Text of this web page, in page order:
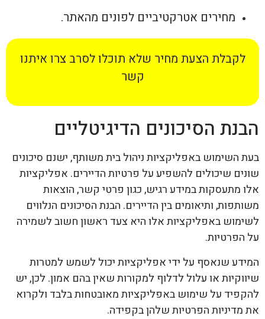
מחירים אטרקטיביים לפונים מהאתר.
לקבלת הצעת מחיר שלא תוכלו לסרב צרו איתנו
קשר
הבנת הסיכונים הדיגיטליים
בעת השימוש באפליקציות ניהול בית משותף, ישנם סיכונים
שונים שיכולים להשפיע על פרטיות הדיירים. אפליקציות
אלו מתעסקות במידע רגיש, כגון פרטי קשר, הוצאות
משותפות, ותיאומים בין הדיירים. הבנת הסיכונים הנלווים
לשימוש באפליקציות אלו היא צעד ראשון חשוב לשמירה
על הפרטיות.
המידע שנאסף על ידי אפליקציות יכול לשמש למטרות
שיווקיות או עלול לדלוף למקורות שאין בהם אמון. לכן, יש
להקפיד על שימוש באפליקציות מאובטחות בלבד ולקרוא
את מדיניות הפרטיות שלהן בקפידה.